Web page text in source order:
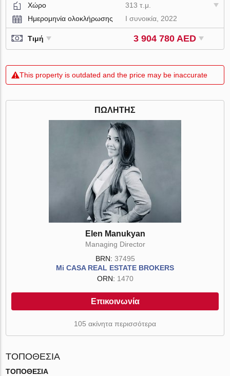
Χώρο
313 τ.μ.
Ημερομηνία ολοκλήρωσης
I συνοικία, 2022
Τιμή 3 904 780 AED
This property is outdated and the price may be inaccurate
ΠΩΛΗΤΉΣ
Elen Manukyan
Managing Director
BRN: 37495
Mi CASA REAL ESTATE BROKERS
ORN: 1470
Επικοινωνία
105 ακίνητα περισσότερα
ΤΟΠΟΘΕΣΊΑ
ΤΟΠΟΘΕΣΊΑ